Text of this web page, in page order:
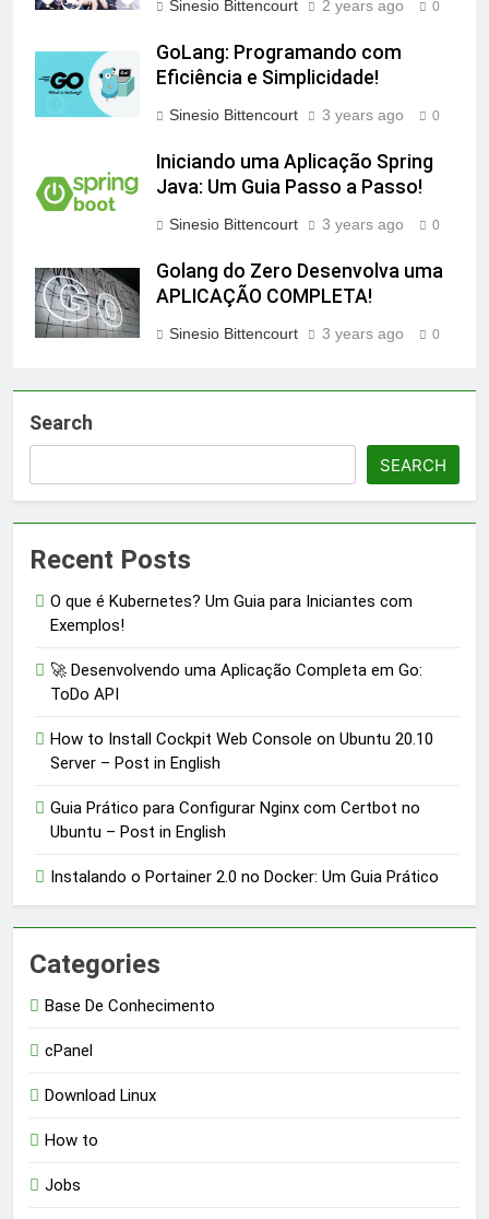
Sinesio Bittencourt 2 years ago 0
GoLang: Programando com
Eficiência e Simplicidade!
Sinesio Bittencourt 3 years ago 0
Iniciando uma Aplicação Spring
Java: Um Guia Passo a Passo!
Sinesio Bittencourt 3 years ago 0
Golang do Zero Desenvolva uma
APLICAÇÃO COMPLETA!
Sinesio Bittencourt 3 years ago 0
Search
SEARCH
Recent Posts
O que é Kubernetes? Um Guia para Iniciantes com
Exemplos!
🚀 Desenvolvendo uma Aplicação Completa em Go:
ToDo API
How to Install Cockpit Web Console on Ubuntu 20.10
Server – Post in English
Guia Prático para Configurar Nginx com Certbot no
Ubuntu – Post in English
Instalando o Portainer 2.0 no Docker: Um Guia Prático
Categories
Base De Conhecimento
cPanel
Download Linux
How to
Jobs